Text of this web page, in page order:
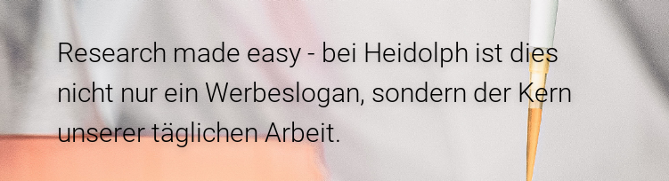
Research made easy - bei Heidolph ist dies
nicht nur ein Werbeslogan, sondern der Kern
unserer täglichen Arbeit.